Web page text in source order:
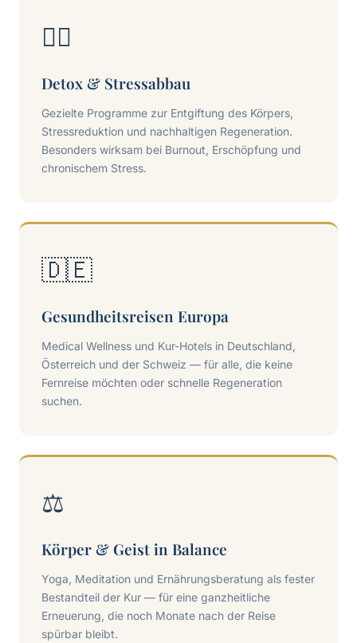
🧖‍♀️
Detox & Stressabbau
Gezielte Programme zur Entgiftung des Körpers,
Stressreduktion und nachhaltigen Regeneration.
Besonders wirksam bei Burnout, Erschöpfung und
chronischem Stress.
🇩🇪
Gesundheitsreisen Europa
Medical Wellness und Kur-Hotels in Deutschland,
Österreich und der Schweiz — für alle, die keine
Fernreise möchten oder schnelle Regeneration
suchen.
⚖️
Körper & Geist in Balance
Yoga, Meditation und Ernährungsberatung als fester
Bestandteil der Kur — für eine ganzheitliche
Erneuerung, die noch Monate nach der Reise
spürbar bleibt.